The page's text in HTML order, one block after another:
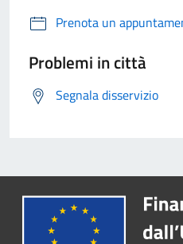
Prenota un
Problemi in città
Segnala disservizio